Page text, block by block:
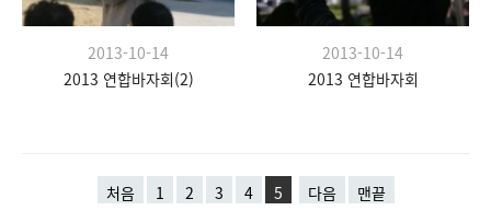
2013-10-14
2013 연합바자회(2)
2013-10-14
2013 연합바자회
처음 1 2 3 4 5 다음 맨끝